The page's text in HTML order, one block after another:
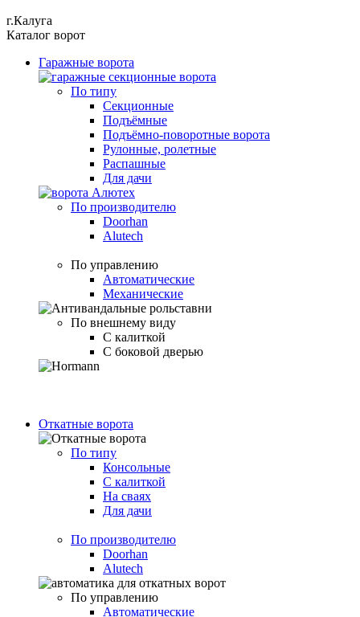
г.Калуга
Каталог ворот
Гаражные ворота
По типу
Секционные
Подъёмные
Подъёмно-поворотные ворота
Рулонные, ролетные
Распашные
Для дачи
По производителю
Doorhan
Alutech
По управлению
Автоматические
Механические
По внешнему виду
С калиткой
С боковой дверью
Откатные ворота
По типу
Консольные
С калиткой
На сваях
Для дачи
По производителю
Doorhan
Alutech
По управлению
Автоматические